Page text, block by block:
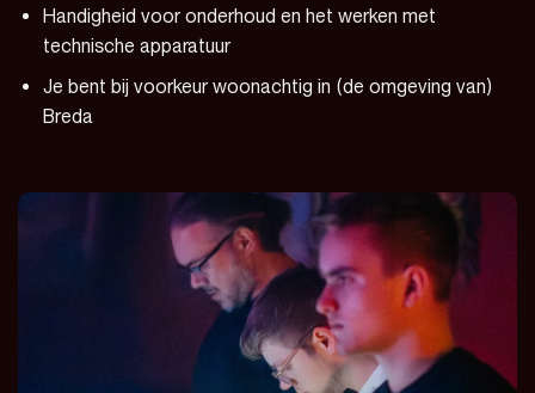
Handigheid voor onderhoud en het werken met
technische apparatuur
Je bent bij voorkeur woonachtig in (de omgeving van)
Breda